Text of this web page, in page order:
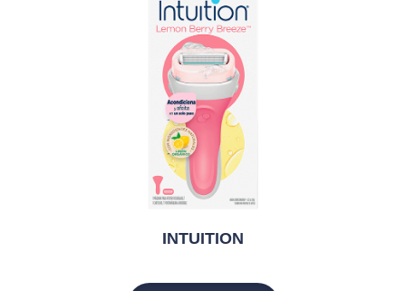
INTUITION